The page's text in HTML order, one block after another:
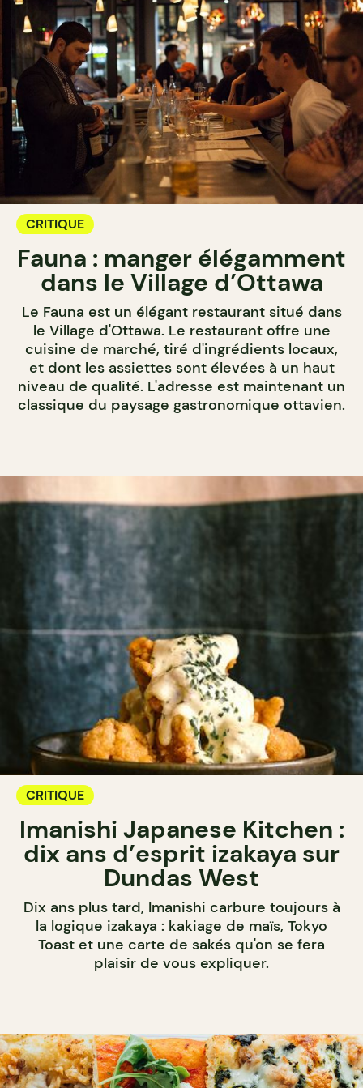
CRITIQUE
Fauna : manger élégamment
dans le Village d’Ottawa
Le Fauna est un élégant restaurant situé dans
le Village d'Ottawa. Le restaurant offre une
cuisine de marché, tiré d'ingrédients locaux,
et dont les assiettes sont élevées à un haut
niveau de qualité. L'adresse est maintenant un
classique du paysage gastronomique ottavien.
CRITIQUE
Imanishi Japanese Kitchen :
dix ans d’esprit izakaya sur
Dundas West
Dix ans plus tard, Imanishi carbure toujours à
la logique izakaya : kakiage de maïs, Tokyo
Toast et une carte de sakés qu'on se fera
plaisir de vous expliquer.